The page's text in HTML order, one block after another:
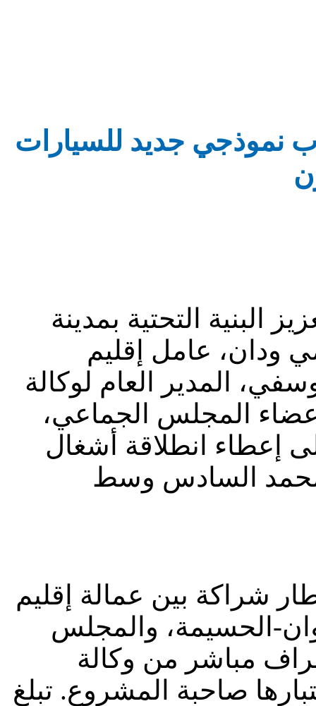
نموذجي جديد للسيارات
البنية التحتية بمدينة
عامل إقليم
المدير العام لوكالة
المجلس الجماعي،
إعطاء انطلاقة أشغال
محمد السادس وسط
شراكة بين عمالة إقليم
الحسيمة، والمجلس
مباشر من وكالة
صاحبة المشروع. تبلغ